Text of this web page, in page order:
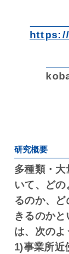
https://
研究概要
多種類・
いて、どの
るのか、
きるのか
は、次のよ
1)事業所近